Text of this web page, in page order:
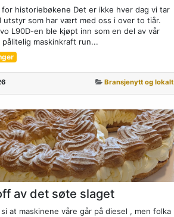
for historiebøkene Det er ikke hver dag vi tar
utstyr som har vært med oss i over to tiår.
L90D-en ble kjøpt inn som en del av vår
pålitelig maskinkraft run...
Bransjenytt og lokalt
av det søte slaget
at maskinene våre går på diesel , men folka